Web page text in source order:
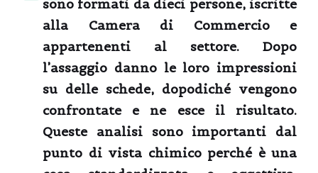
sono formati da dieci persone, iscritte
alla Camera di Commercio e
appartenenti al settore. Dopo
l’assaggio danno le loro impressioni
su delle schede, dopodiché vengono
confrontate e ne esce il risultato.
Queste analisi sono importanti dal
punto di vista chimico perché è una